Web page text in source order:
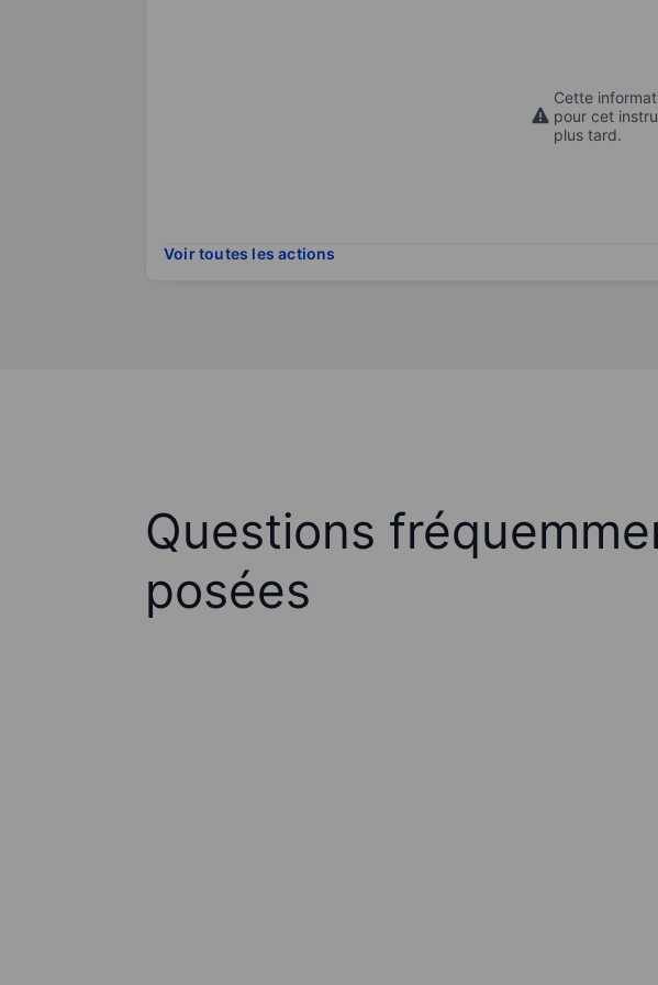
Cette
pour cet
plus tard.
Voir toutes les actions
Questions
posées